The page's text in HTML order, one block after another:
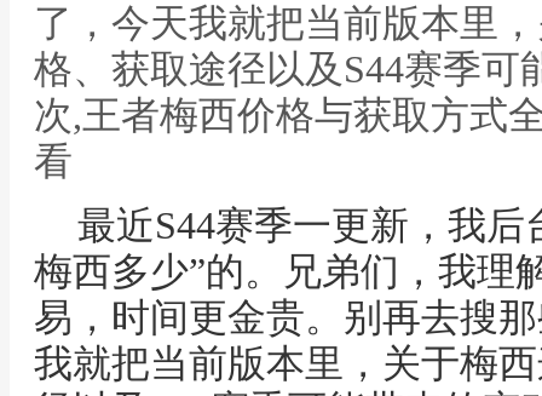
了，今天我就把当前版本里
格、获取途径以及S44赛季
次,王者梅西价格与获取方式
看
最近S44赛季一更新，我
梅西多少”的。兄弟们，我理
易，时间更金贵。别再去搜
我就把当前版本里，关于梅